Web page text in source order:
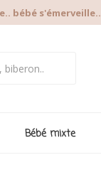
bébé s'émerveille..
Bébé mixte